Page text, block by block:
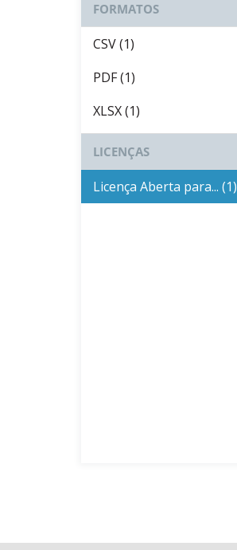
FORMATOS
CSV (1)
PDF (1)
XLSX (1)
LICENÇAS
Licença Aberta para... (1)